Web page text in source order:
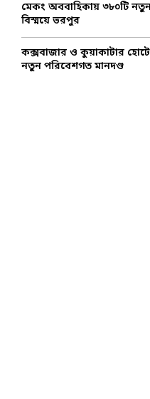
মেকং অববাহিকায় ৩৮০টি
বিস্ময়ে ভরপুর
কক্সবাজার ও কুয়াকাটার
নতুন পরিবেশগত মানদণ্ড